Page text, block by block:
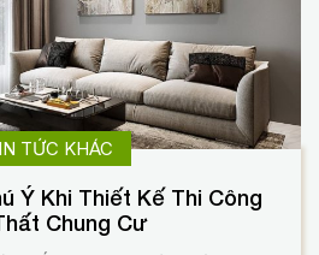
TỨC KHÁC
Ý Khi Thiết Kế Thi Công
Chung Cư